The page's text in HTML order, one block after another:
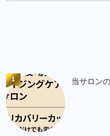
当サロン
1